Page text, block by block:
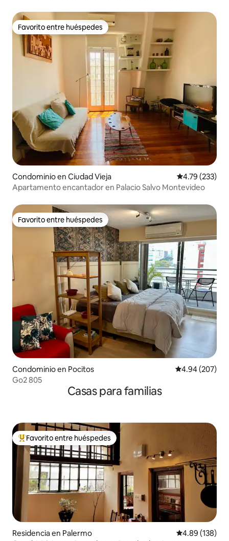
Favorito entre huéspedes
Favorito entre huéspedes
Condominio en Ciudad Vieja Calificación
4.79 (233)
Apartamento encantador en Palacio Salvo Montevideo
Favorito entre huéspedes
Favorito entre huéspedes
Condominio en Pocitos Calificación
4.94 (207)
Go2 805
Casas para familias
De los mejores en Favorito entre huéspedes
Favorito entre huéspedes
Residencia en Palermo Calificación
4.89 (138)